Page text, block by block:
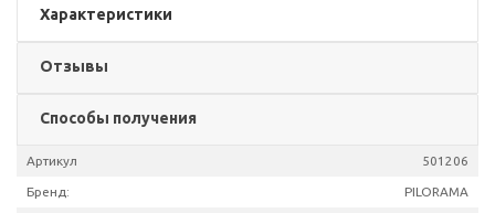
Характеристики
Отзывы
Способы получения